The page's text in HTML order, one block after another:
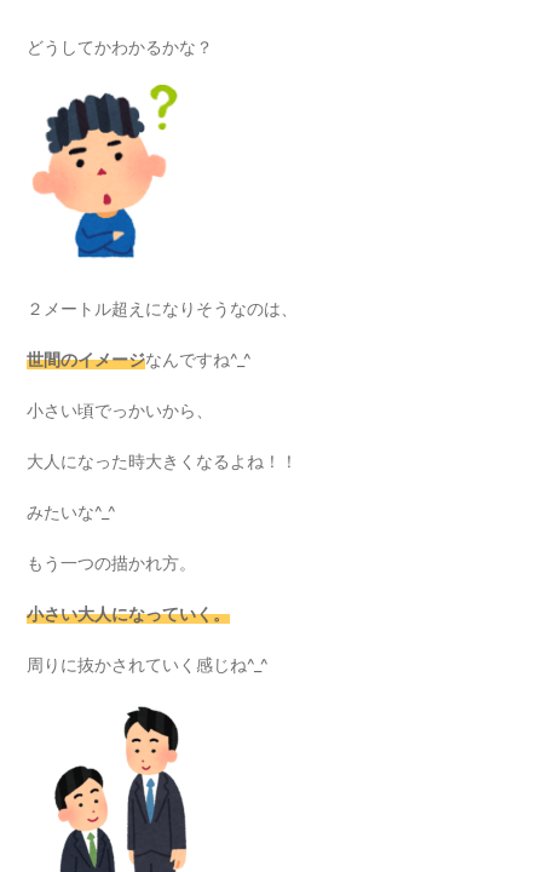
どうしてかわかるかな？
２メートル超えになりそうなのは、
世間のイメージなんですね^_^
小さい頃でっかいから、
大人になった時大きくなるよね！！
みたいな^_^
もう一つの描かれ方。
小さい大人になっていく。
周りに抜かされていく感じね^_^